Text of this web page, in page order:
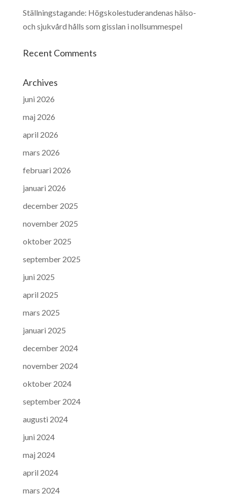
Ställningstagande: Högskolestuderandenas hälso-
och sjukvård hålls som gisslan i nollsummespel
Recent Comments
Archives
juni 2026
maj 2026
april 2026
mars 2026
februari 2026
januari 2026
december 2025
november 2025
oktober 2025
september 2025
juni 2025
april 2025
mars 2025
januari 2025
december 2024
november 2024
oktober 2024
september 2024
augusti 2024
juni 2024
maj 2024
april 2024
mars 2024